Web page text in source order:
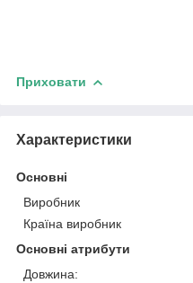
Приховати
Характеристики
Основні
Виробник
Країна виробник
Основні атрибути
Довжина: